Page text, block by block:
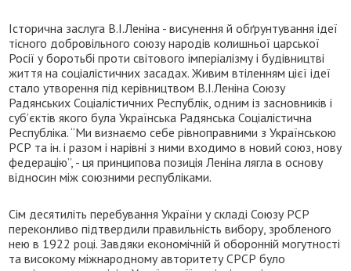
Історична заслуга В.І.Леніна - висунення й обґрунтування ідеї
тісного добровільного союзу народів колишньої царської
Росії у боротьбі проти світового імперіалізму і будівництві
життя на соціалістичних засадах. Живим втіленням цієї ідеї
стало утворення під керівництвом В.І.Леніна Союзу
Радянських Соціалістичних Республік, одним із засновників і
суб’єктів якого була Українська Радянська Соціалістична
Республіка. “Ми визнаємо себе рівноправними з Українською
РСР та ін. і разом і нарівні з ними входимо в новий союз, нову
федерацію”, - ця принципова позиція Леніна лягла в основу
відносин між союзними республіками.
Сім десятиліть перебування України у складі Союзу РСР
переконливо підтвердили правильність вибору, зробленого
нею в 1922 році. Завдяки економічній й оборонній могутності
та високому міжнародному авторитету СРСР було